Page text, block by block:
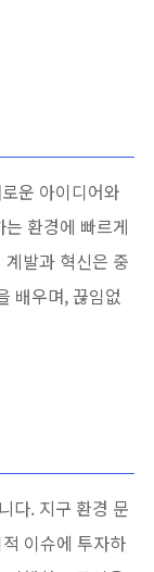
운 아이디어와
환경에 빠르게
발과 혁신은 중
배우며, 끊임없
다. 지구 환경 문
이슈에 투자하